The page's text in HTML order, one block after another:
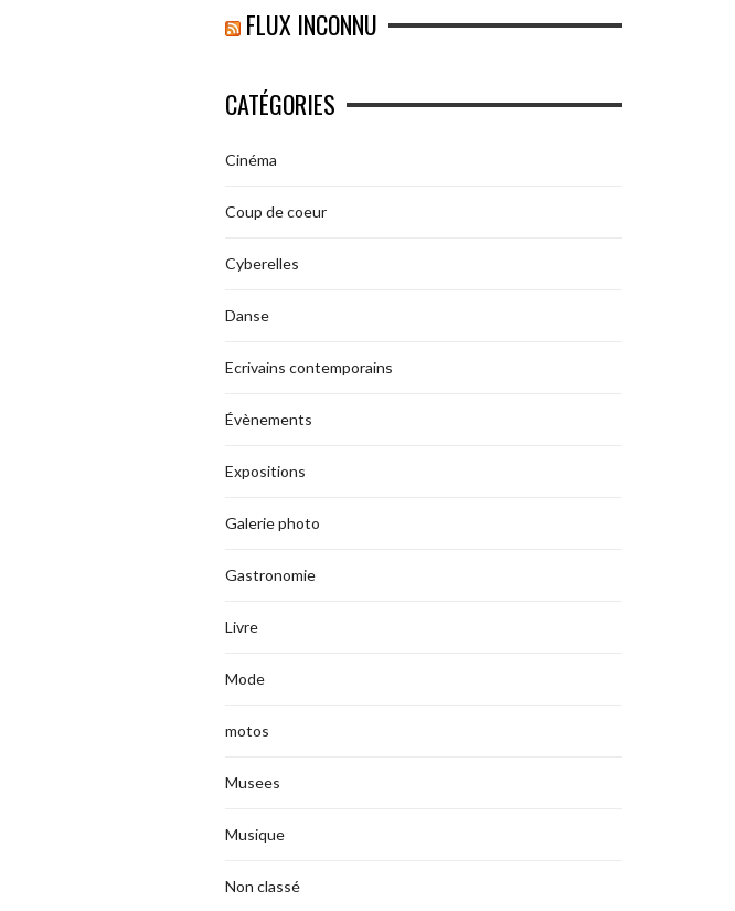
FLUX INCONNU
CATÉGORIES
Cinéma
Coup de coeur
Cyberelles
Danse
Ecrivains contemporains
Évènements
Expositions
Galerie photo
Gastronomie
Livre
Mode
motos
Musees
Musique
Non classé